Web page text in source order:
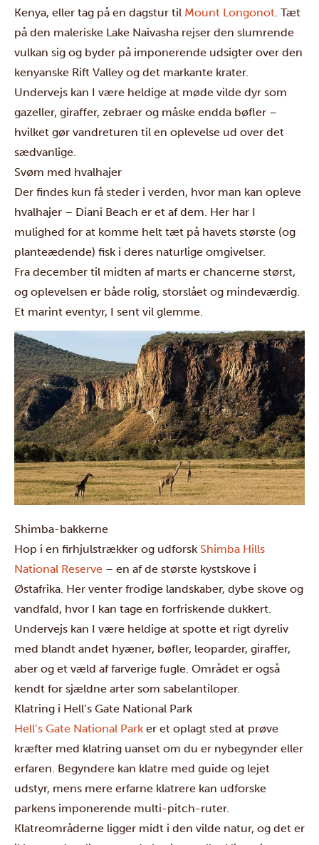
Kenya, eller tag på en dagstur til Mount Longonot. Tæt
på den maleriske Lake Naivasha rejser den slumrende
vulkan sig og byder på imponerende udsigter over den
kenyanske Rift Valley og det markante krater.
Undervejs kan I være heldige at møde vilde dyr som
gazeller, giraffer, zebraer og måske endda bøfler –
hvilket gør vandreturen til en oplevelse ud over det
sædvanlige.
Svøm med hvalhajer
Der findes kun få steder i verden, hvor man kan opleve
hvalhajer – Diani Beach er et af dem. Her har I
mulighed for at komme helt tæt på havets største (og
planteædende) fisk i deres naturlige omgivelser.
Fra december til midten af marts er chancerne størst,
og oplevelsen er både rolig, storslået og mindeværdig.
Et marint eventyr, I sent vil glemme.
Shimba-bakkerne
Hop i en firhjulstrækker og udforsk Shimba Hills
National Reserve – en af de største kystskove i
Østafrika. Her venter frodige landskaber, dybe skove og
vandfald, hvor I kan tage en forfriskende dukkert.
Undervejs kan I være heldige at spotte et rigt dyreliv
med blandt andet hyæner, bøfler, leoparder, giraffer,
aber og et væld af farverige fugle. Området er også
kendt for sjældne arter som sabelantiloper.
Klatring i Hell’s Gate National Park
Hell’s Gate National Park er et oplagt sted at prøve
kræfter med klatring uanset om du er nybegynder eller
erfaren. Begyndere kan klatre med guide og lejet
udstyr, mens mere erfarne klatrere kan udforske
parkens imponerende multi-pitch-ruter.
Klatreområderne ligger midt i den vilde natur, og det er